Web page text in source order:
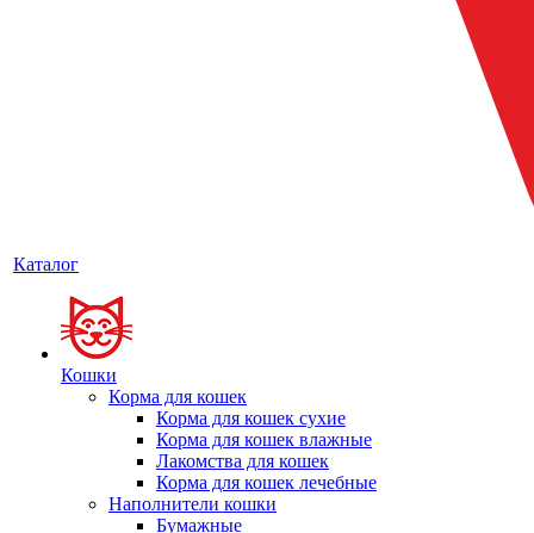
Каталог
Кошки
Корма для кошек
Корма для кошек сухие
Корма для кошек влажные
Лакомства для кошек
Корма для кошек лечебные
Наполнители кошки
Бумажные